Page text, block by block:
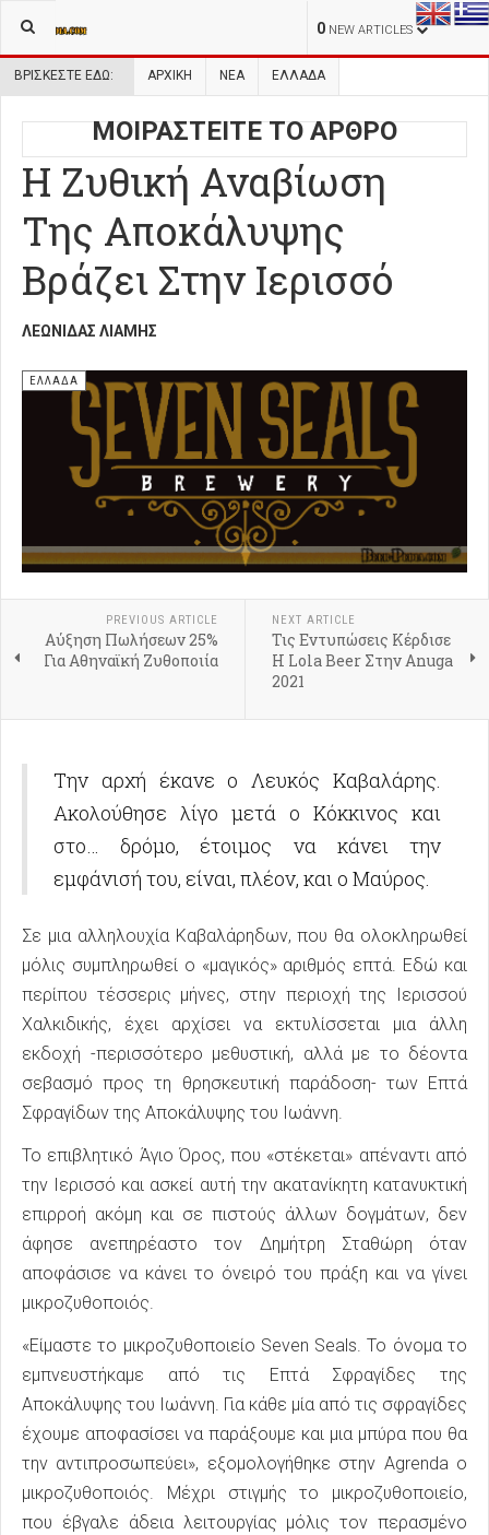
0 NEW ARTICLES
ΒΡΊΣΚΕΣΤΕ ΕΔΏ: ΑΡΧΙΚΉ ΝΕΑ ΕΛΛΑΔΑ
ΜΟΙΡΑΣΤΕΙΤΕ ΤΟ ΑΡΘΡΟ
Η Ζυθική Αναβίωση
Της Αποκάλυψης
Βράζει Στην Ιερισσό
ΛΕΩΝΊΔΑΣ ΛΙΆΜΗΣ
ΕΛΛΑΔΑ
PREVIOUS ARTICLE
Αύξηση Πωλήσεων 25%
Για Αθηναϊκή Ζυθοποιία
NEXT ARTICLE
Τις Εντυπώσεις Κέρδισε
Η Lola Beer Στην Anuga
2021
Την αρχή έκανε ο Λευκός Καβαλάρης.
Ακολούθησε λίγο μετά ο Κόκκινος και
στο… δρόμο, έτοιμος να κάνει την
εμφάνισή του, είναι, πλέον, και ο Μαύρος.
Σε μια αλληλουχία Καβαλάρηδων, που θα ολοκληρωθεί
μόλις συμπληρωθεί ο «μαγικός» αριθμός επτά. Εδώ και
περίπου τέσσερις μήνες, στην περιοχή της Ιερισσού
Χαλκιδικής, έχει αρχίσει να εκτυλίσσεται μια άλλη
εκδοχή -περισσότερο μεθυστική, αλλά με το δέοντα
σεβασμό προς τη θρησκευτική παράδοση- των Επτά
Σφραγίδων της Αποκάλυψης του Ιωάννη.
Το επιβλητικό Άγιο Όρος, που «στέκεται» απέναντι από
την Ιερισσό και ασκεί αυτή την ακατανίκητη κατανυκτική
επιρροή ακόμη και σε πιστούς άλλων δογμάτων, δεν
άφησε ανεπηρέαστο τον Δημήτρη Σταθώρη όταν
αποφάσισε να κάνει το όνειρό του πράξη και να γίνει
μικροζυθοποιός.
«Είμαστε το μικροζυθοποιείο Seven Seals. Το όνομα το
εμπνευστήκαμε από τις Επτά Σφραγίδες της
Αποκάλυψης του Ιωάννη. Για κάθε μία από τις σφραγίδες
έχουμε αποφασίσει να παράξουμε και μια μπύρα που θα
την αντιπροσωπεύει», εξομολογήθηκε στην Agrenda ο
μικροζυθοποιός. Μέχρι στιγμής το μικροζυθοποιείο,
που έβγαλε άδεια λειτουργίας μόλις τον περασμένο